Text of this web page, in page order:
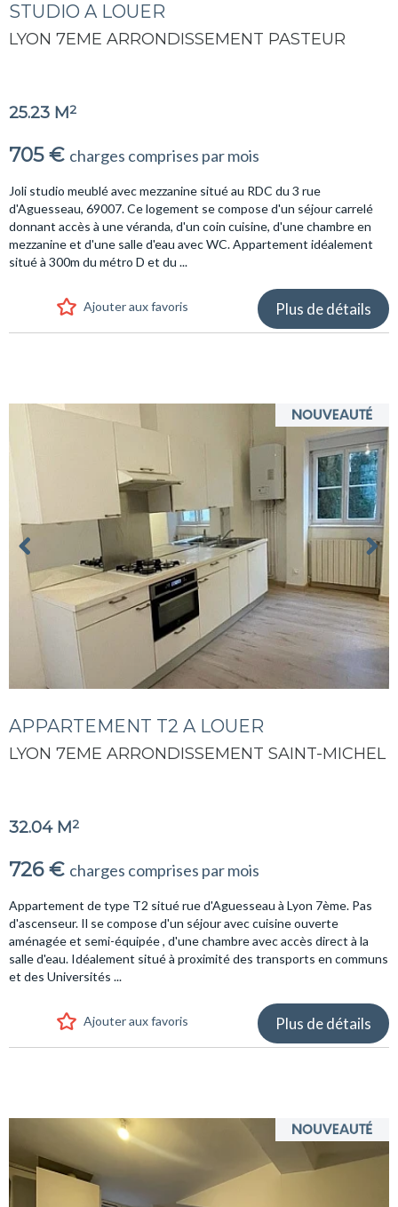
STUDIO A LOUER
LYON 7EME ARRONDISSEMENT PASTEUR
25.23 M2
705 € charges comprises par mois
Joli studio meublé avec mezzanine situé au RDC du 3 rue
d'Aguesseau, 69007. Ce logement se compose d'un séjour carrelé
donnant accès à une véranda, d'un coin cuisine, d'une chambre en
mezzanine et d'une salle d'eau avec WC. Appartement idéalement
situé à 300m du métro D et du ...
Ajouter aux favoris Plus de détails
APPARTEMENT T2 A LOUER
LYON 7EME ARRONDISSEMENT SAINT-MICHEL
32.04 M2
726 € charges comprises par mois
Appartement de type T2 situé rue d'Aguesseau à Lyon 7ème. Pas
d'ascenseur. Il se compose d'un séjour avec cuisine ouverte
aménagée et semi-équipée , d'une chambre avec accès direct à la
salle d'eau. Idéalement situé à proximité des transports en communs
et des Universités ...
Ajouter aux favoris Plus de détails